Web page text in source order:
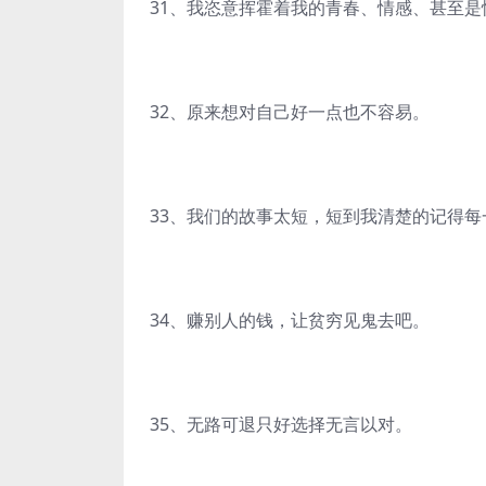
31、我恣意挥霍着我的青春、情感、甚至是
32、原来想对自己好一点也不容易。
33、我们的故事太短，短到我清楚的记得每
34、赚别人的钱，让贫穷见鬼去吧。
35、无路可退只好选择无言以对。